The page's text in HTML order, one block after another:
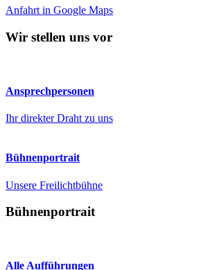
Anfahrt in Google Maps
Wir stellen uns vor
Ansprechpersonen
Ihr direkter Draht zu uns
Bühnenportrait
Unsere Freilichtbühne
Bühnenportrait
Alle Aufführungen